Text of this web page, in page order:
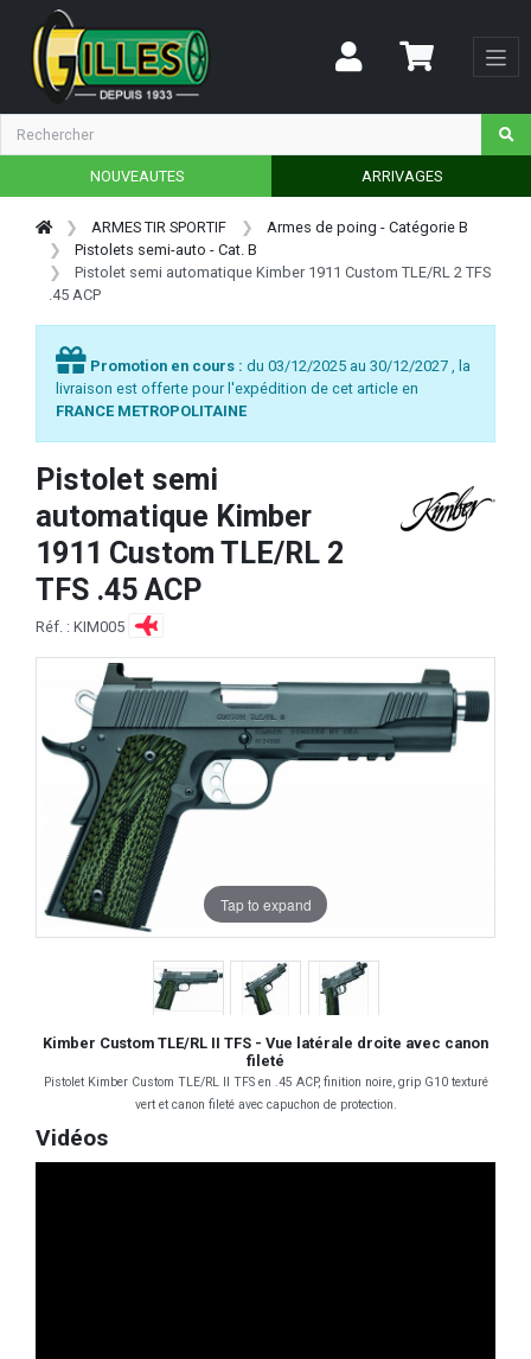
NOUVEAUTES ARRIVAGES
ARMES TIR SPORTIF
Armes de poing - Catégorie B
Pistolets semi-auto - Cat. B
Pistolet semi automatique Kimber 1911 Custom TLE/RL 2 TFS
.45 ACP
Promotion en cours : du 03/12/2025 au 30/12/2027 , la
livraison est offerte pour l'expédition de cet article en
FRANCE METROPOLITAINE
Pistolet semi
automatique Kimber
1911 Custom TLE/RL 2
TFS .45 ACP
Réf. : KIM005
Tap to expand
Kimber Custom TLE/RL II TFS - Vue latérale droite avec canon
fileté
Pistolet Kimber Custom TLE/RL II TFS en .45 ACP, finition noire, grip G10 texturé
vert et canon fileté avec capuchon de protection.
Vidéos